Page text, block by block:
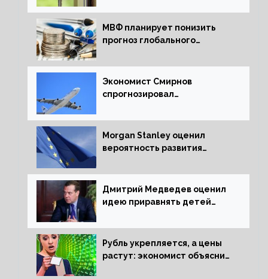
МВФ планирует понизить
прогноз глобального
следующем отчете
Экономист Смирнов
спрогнозировал
России
Morgan Stanley оценил
вероятность развития
Дмитрий Медведев оценил
идею приравнять детей
Рубль укрепляется, а цены
растут: экономист объяснил